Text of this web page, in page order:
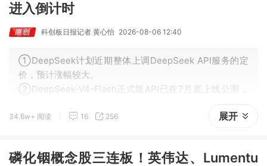
进入倒计时
科创板日报记者 黄心怡 2026-08-06 12:40
①DeepSeek计划近期整体上调DeepSeek API服务的定
价，预计涨幅较大。
②DeepSeek-V4-Flash正式版API已在7月底上线公测，
34.6w+ 阅读 16 256 展开
磷化铟概念股三连板！英伟达、Lumentu